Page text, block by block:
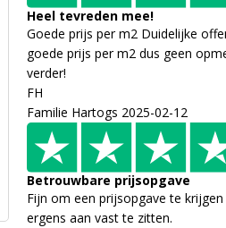
Heel tevreden mee!
Goede prijs per m2 Duidelijke
goede prijs per m2 dus geen
verder!
FH
Familie Hartogs 2025-02-12
Betrouwbare prijsopgave
Fijn om een prijsopgave te
ergens aan vast te zitten.